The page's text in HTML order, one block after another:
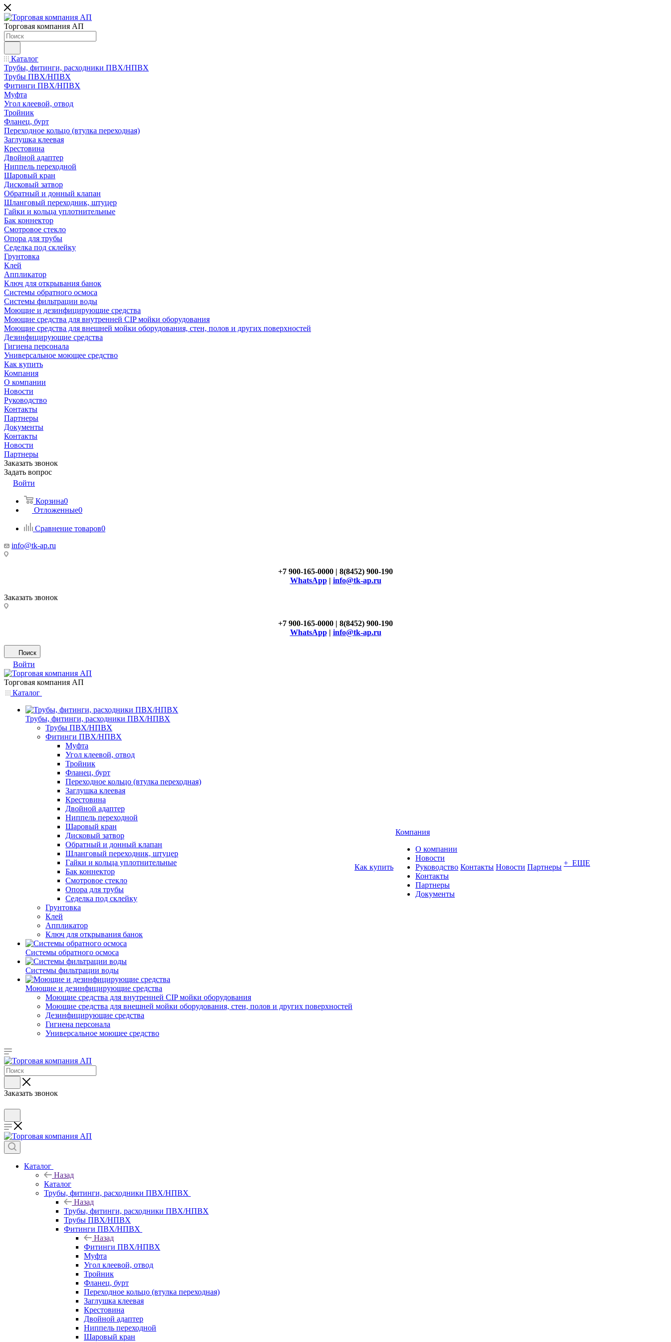
Торговая компания АП
Каталог
Трубы, фитинги, расходники ПВХ/НПВХ
Трубы ПВХ/НПВХ
Фитинги ПВХ/НПВХ
Муфта
Угол клеевой, отвод
Тройник
Фланец, бурт
Переходное кольцо (втулка переходная)
Заглушка клеевая
Крестовина
Двойной адаптер
Ниппель переходной
Шаровый кран
Дисковый затвор
Обратный и донный клапан
Шланговый переходник, штуцер
Гайки и кольца уплотнительные
Бак коннектор
Смотровое стекло
Опора для трубы
Седелка под склейку
Грунтовка
Клей
Аппликатор
Ключ для открывания банок
Системы обратного осмоса
Системы фильтрации воды
Моющие и дезинфицирующие средства
Моющие средства для внутренней CIP мойки оборудования
Моющие средства для внешней мойки оборудования, стен, полов и других поверхностей
Дезинфицирующие средства
Гигиена персонала
Универсальное моющее средство
Как купить
Компания
О компании
Новости
Руководство
Контакты
Партнеры
Документы
Контакты
Новости
Партнеры
Заказать звонок
Задать вопрос
Войти
Корзина0
Отложенные0
Сравнение товаров0
info@tk-ap.ru
+7 900-165-0000 | 8(8452) 900-190
WhatsApp| info@tk-ap.ru
Заказать звонок
+7 900-165-0000 | 8(8452) 900-190
WhatsApp| info@tk-ap.ru
Поиск
Войти
Торговая компания АП
Каталог
Трубы, фитинги, расходники ПВХ/НПВХ
Трубы ПВХ/НПВХ
Фитинги ПВХ/НПВХ
Муфта
Угол клеевой, отвод
Тройник
Фланец, бурт
Переходное кольцо (втулка переходная)
Заглушка клеевая
Крестовина
Двойной адаптер
Ниппель переходной
Шаровый кран
Дисковый затвор
Обратный и донный клапан
Шланговый переходник, штуцер
Гайки и кольца уплотнительные
Бак коннектор
Смотровое стекло
Опора для трубы
Седелка под склейку
Грунтовка
Клей
Аппликатор
Ключ для открывания банок
Системы обратного осмоса
Системы фильтрации воды
Моющие и дезинфицирующие средства
Моющие средства для внутренней CIP мойки оборудования
Моющие средства для внешней мойки оборудования, стен, полов и других поверхностей
Дезинфицирующие средства
Гигиена персонала
Универсальное моющее средство
Как купить
Компания
О компании
Новости
Руководство
Контакты
Партнеры
Документы
Контакты Новости Партнеры + ЕЩЕ
Заказать звонок
Каталог
Назад
Каталог
Трубы, фитинги, расходники ПВХ/НПВХ
Назад
Трубы, фитинги, расходники ПВХ/НПВХ
Трубы ПВХ/НПВХ
Фитинги ПВХ/НПВХ
Назад
Фитинги ПВХ/НПВХ
Муфта
Угол клеевой, отвод
Тройник
Фланец, бурт
Переходное кольцо (втулка переходная)
Заглушка клеевая
Крестовина
Двойной адаптер
Ниппель переходной
Шаровый кран